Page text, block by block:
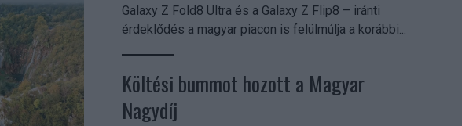
Galaxy Z Fold8 Ultra és a Galaxy Z Flip8 – iránti
érdeklődés a magyar piacon is felülmúlja a korábbi...
Költési bummot hozott a Magyar
Nagydíj